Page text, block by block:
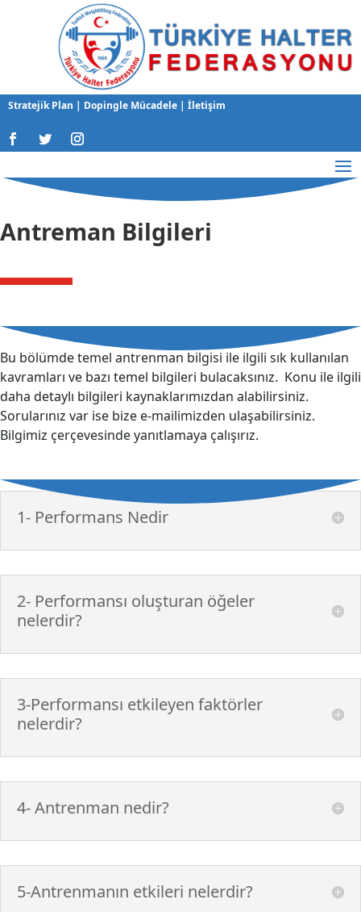
Stratejik Plan | Dopingle Mücadele | İletişim
Antreman Bilgileri
Bu bölümde temel antrenman bilgisi ile ilgili sık kullanılan
kavramları ve bazı temel bilgileri bulacaksınız. Konu ile ilgili
daha detaylı bilgileri kaynaklarımızdan alabilirsiniz.
Sorularınız var ise bize e-mailimizden ulaşabilirsiniz.
Bilgimiz çerçevesinde yanıtlamaya çalışırız.
1- Performans Nedir
2- Performansı oluşturan öğeler
nelerdir?
3-Performansı etkileyen faktörler
nelerdir?
4- Antrenman nedir?
5-Antrenmanın etkileri nelerdir?